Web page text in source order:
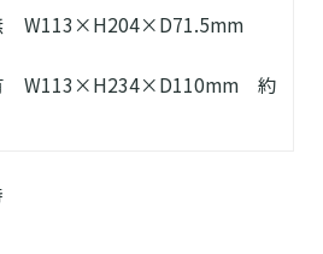
W113×H204×D71.5mm
W113×H234×D110mm 約